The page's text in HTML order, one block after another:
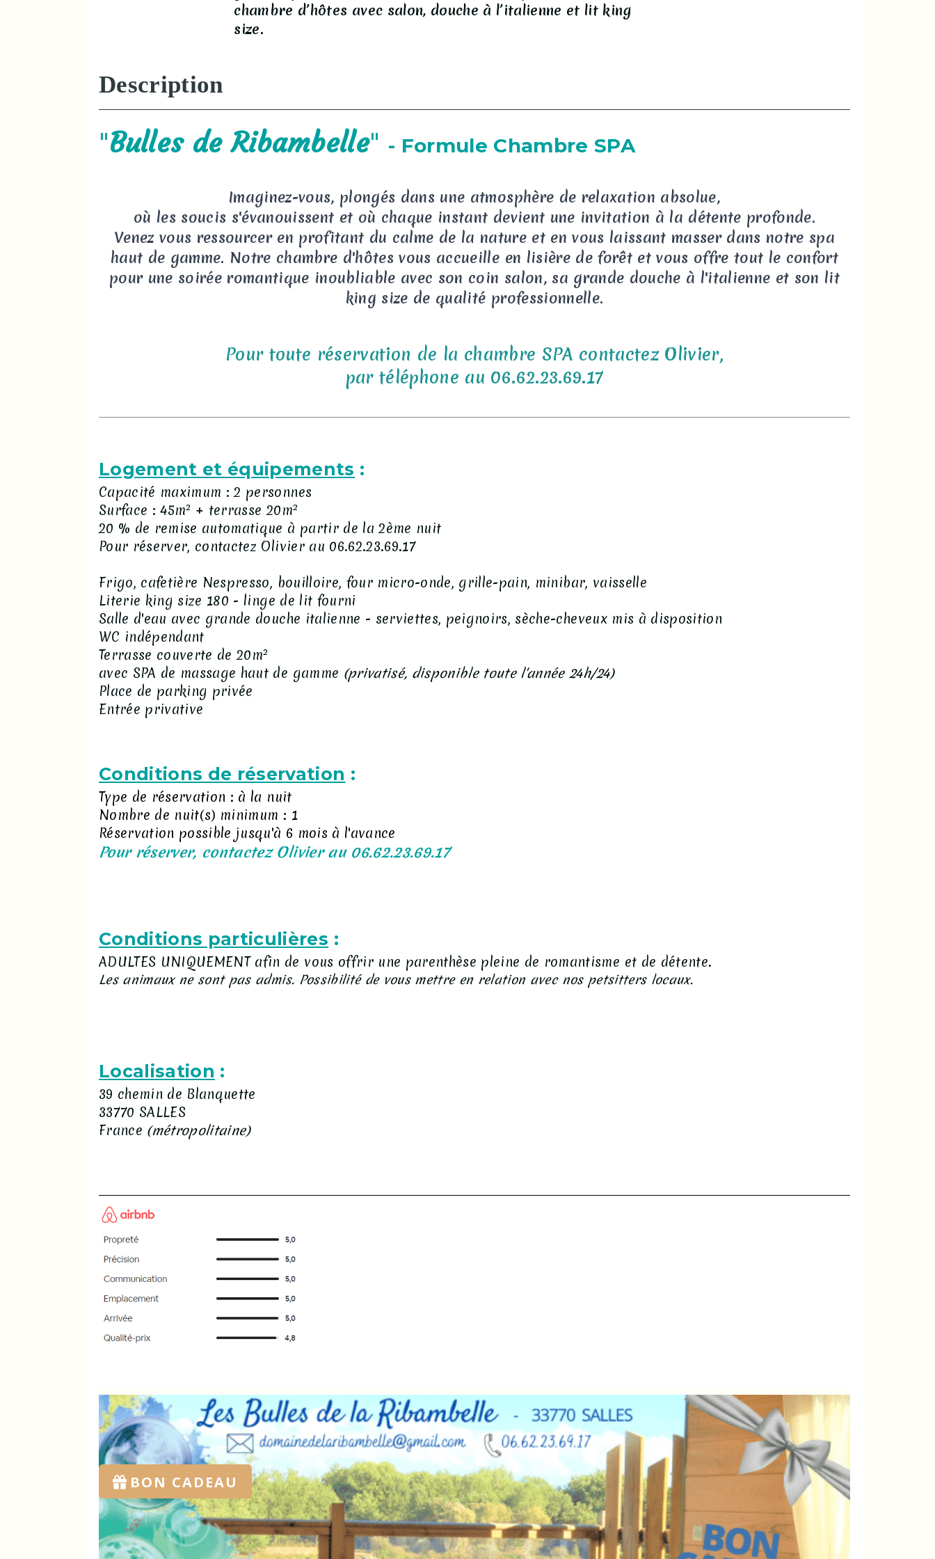
chambre d’hôtes avec salon, douche à l’italienne et lit king
size.
Description
"Bulles de Ribambelle" - Formule Chambre SPA
Imaginez-vous, plongés dans une atmosphère de relaxation absolue,
où les soucis s'évanouissent et où chaque instant devient une invitation à la détente profonde.
Venez vous ressourcer en profitant du calme de la nature et en vous laissant masser dans notre spa
haut de gamme. Notre chambre d'hôtes vous accueille en lisière de forêt et vous offre tout le confort
pour une soirée romantique inoubliable avec son coin salon, sa grande douche à l'italienne et son lit
king size de qualité professionnelle.
Pour toute réservation de la chambre SPA contactez Olivier,
par téléphone au 06.62.23.69.17
Logement et équipements :
Capacité maximum : 2 personnes
Surface : 45m² + terrasse 20m²
20 % de remise automatique à partir de la 2ème nuit
Pour réserver, contactez Olivier au 06.62.23.69.17
Frigo, cafetière Nespresso, bouilloire, four micro-onde, grille-pain, minibar, vaisselle
Literie king size 180 - linge de lit fourni
Salle d'eau avec grande douche italienne - serviettes, peignoirs, sèche-cheveux mis à disposition
WC indépendant
Terrasse couverte de 20m²
avec SPA de massage haut de gamme (privatisé, disponible toute l'année 24h/24)
Place de parking privée
Entrée privative
Conditions de réservation :
Type de réservation : à la nuit
Nombre de nuit(s) minimum : 1
Réservation possible jusqu'à 6 mois à l'avance
Pour réserver, contactez Olivier au 06.62.23.69.17
Conditions particulières :
ADULTES UNIQUEMENT afin de vous offrir une parenthèse pleine de romantisme et de détente.
Les animaux ne sont pas admis. Possibilité de vous mettre en relation avec nos petsitters locaux.
Localisation :
39 chemin de Blanquette
33770 SALLES
France (métropolitaine)
Vous aimerez également
BON CADEAU